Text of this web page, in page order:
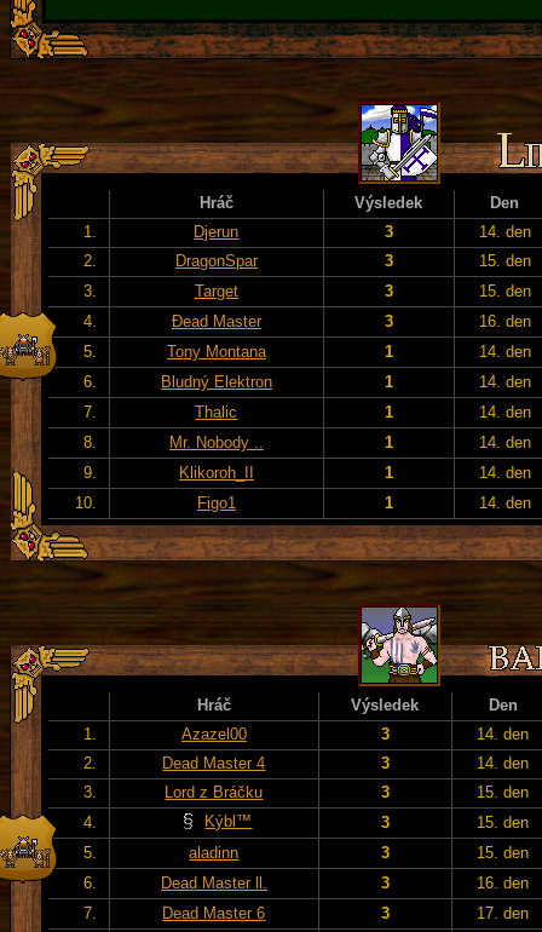
Hráč Výsledek
Den
1.
Djerun 3
14. den
2.
DragonSpar 3
15. den
3.
Target 3
15. den
4.
Đead Master 3
16. den
5.
Tony Montana 1
14. den
6.
Bludný Elektron 1
14. den
7.
Thalic 1
14. den
8.
Mr. Nobody .. 1
14. den
9.
Klikoroh_II 1
14. den
10.
Figo1 1 14. den
Hráč Výsledek
Den
1.
Azazel00 3
14. den
2.
Dead Master 4 3
14. den
3.
Lord z Bráčku 3
15. den
4.
Kýbl™ 3
15. den
5.
aladinn 3
15. den
6.
Dead Master ll. 3
16. den
7.
Dead Master 6 3
17. den